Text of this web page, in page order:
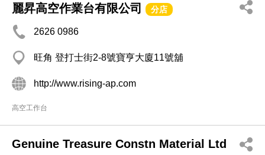
麗昇高空作業台有限公司 分店
2626 0986
旺角 登打士街2-8號寶亨大廈11號舖
http://www.rising-ap.com
高空工作台
Genuine Treasure Constn Material Ltd